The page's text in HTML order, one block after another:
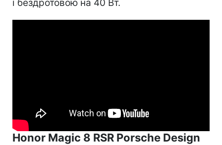
і бездротовою на 40 Вт.
Honor Magic 8 RSR Porsche Design